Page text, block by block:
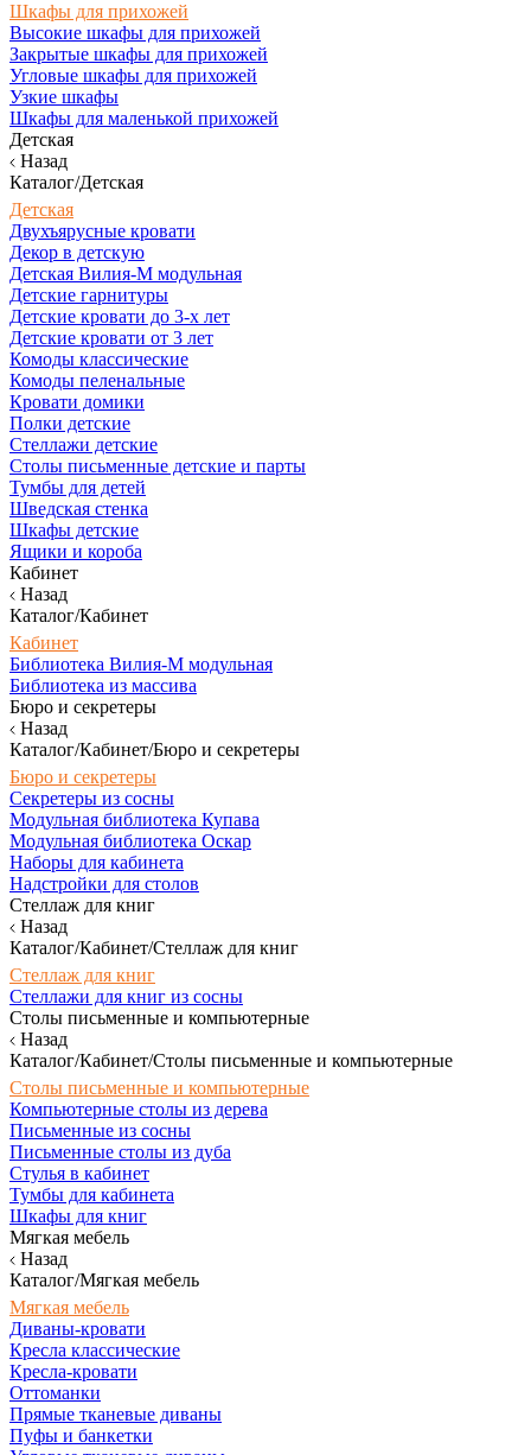
Шкафы для прихожей
Высокие шкафы для прихожей
Закрытые шкафы для прихожей
Угловые шкафы для прихожей
Узкие шкафы
Шкафы для маленькой прихожей
Детская
Назад
Каталог/Детская
Детская
Двухъярусные кровати
Декор в детскую
Детская Вилия-М модульная
Детские гарнитуры
Детские кровати до 3-х лет
Детские кровати от 3 лет
Комоды классические
Комоды пеленальные
Кровати домики
Полки детские
Стеллажи детские
Столы письменные детские и парты
Тумбы для детей
Шведская стенка
Шкафы детские
Ящики и короба
Кабинет
Назад
Каталог/Кабинет
Кабинет
Библиотека Вилия-М модульная
Библиотека из массива
Бюро и секретеры
Назад
Каталог/Кабинет/Бюро и секретеры
Бюро и секретеры
Секретеры из сосны
Модульная библиотека Купава
Модульная библиотека Оскар
Наборы для кабинета
Надстройки для столов
Стеллаж для книг
Назад
Каталог/Кабинет/Стеллаж для книг
Стеллаж для книг
Стеллажи для книг из сосны
Столы письменные и компьютерные
Назад
Каталог/Кабинет/Столы письменные и компьютерные
Столы письменные и компьютерные
Компьютерные столы из дерева
Письменные из сосны
Письменные столы из дуба
Стулья в кабинет
Тумбы для кабинета
Шкафы для книг
Мягкая мебель
Назад
Каталог/Мягкая мебель
Мягкая мебель
Диваны-кровати
Кресла классические
Кресла-кровати
Оттоманки
Прямые тканевые диваны
Пуфы и банкетки